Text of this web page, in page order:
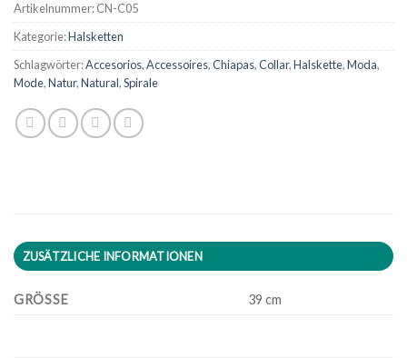
Artikelnummer:CN-C05
Kategorie:Halsketten
Schlagwörter:Accesorios,Accessoires,Chiapas,Collar,Halskette,Moda,
Mode,Natur,Natural,Spirale
ZUSÄTZLICHE INFORMATIONEN
GRÖSSE 39 cm